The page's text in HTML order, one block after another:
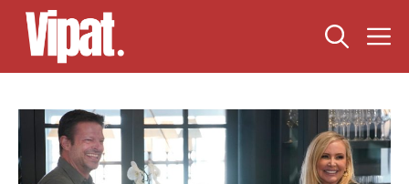
Skip
content